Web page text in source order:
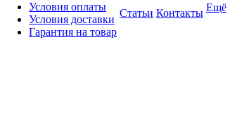
Условия оплаты
Условия доставки
Гарантия на товар
Статьи Контакты Ещё